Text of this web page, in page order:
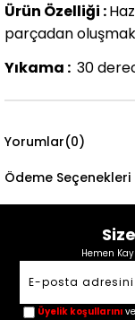
Ürün Özelliği :
parçadan
Yıkama : 30
Yorumlar(0)
Ödeme Seçenekleri
Hemen
Üyelik koşullarını ve